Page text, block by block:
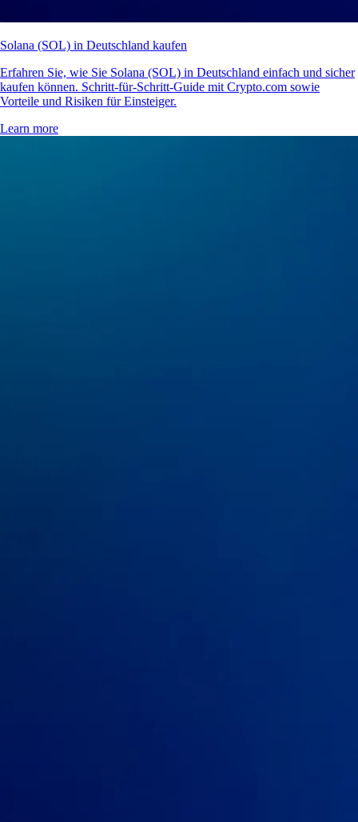
Solana (SOL) in Deutschland kaufen
Erfahren Sie, wie Sie Solana (SOL) in Deutschland einfach und sicher
kaufen können. Schritt-für-Schritt-Guide mit Crypto.com sowie
Vorteile und Risiken für Einsteiger.
Learn more